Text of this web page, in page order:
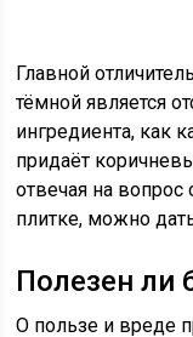
Главной
тёмной является
ингредиента, как
придаёт
отвечая на
плитке, можно
Полезен ли
О пользе и вреде